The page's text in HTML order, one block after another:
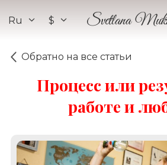
Svetlana
$
Ru
Обратно на все статьи
Процесс или
работе и